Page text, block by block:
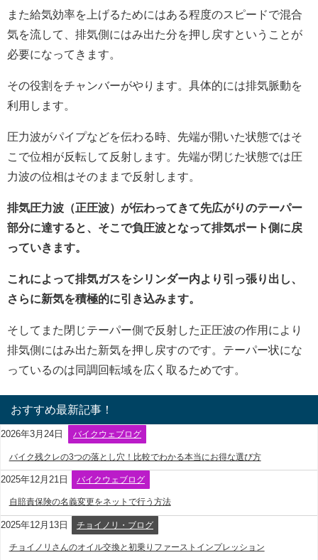
また給気効率を上げるためにはある程度のスピードで混合
気を流して、排気側にはみ出た分を押し戻すということが
必要になってきます。
その役割をチャンバーがやります。具体的には排気脈動を
利用します。
圧力波がパイプなどを伝わる時、先端が開いた状態ではそ
こで位相が反転して反射します。先端が閉じた状態では圧
力波の位相はそのままで反射します。
排気圧力波（正圧波）が伝わってきて先広がりのテーパー
部分に達すると、そこで負圧波となって排気ポート側に戻
っていきます。
これによって排気ガスをシリンダー内より引っ張り出し、
さらに新気を積極的に引き込みます。
そしてまた閉じテーパー側で反射した正圧波の作用により
排気側にはみ出た新気を押し戻すのです。テーパー状にな
っているのは同調回転域を広く取るためです。
おすすめ最新記事！
2026年3月24日 バイクウェブログ
バイク残クレの3つの落とし穴！比較でわかる本当にお得な選び方
2025年12月21日 バイクウェブログ
自賠責保険の名義変更をネットで行う方法
2025年12月13日 チョイノリ・ブログ
チョイノリさんのオイル交換と初乗りファーストインプレッション